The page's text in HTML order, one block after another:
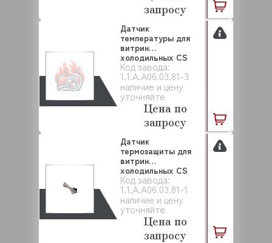
запросу
Код завода:
1.1.A.A06.03.81-3
наличие и цену
уточняйте
Датчик
температуры для
витрин
холодильных CS
EQTA (1.1.A.A06.03.8...
Цена по
запросу
Код завода:
1.1.A.A06.03.81-1
наличие и цену
уточняйте
Датчик
термозащиты для
витрин
холодильных CS
EQTA (1.1.A.A06.03.8...
Цена по
запросу